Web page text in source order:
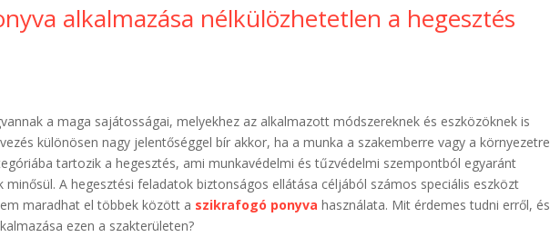
alkalmazása nélkülözhetetlen a hegesztés
a maga sajátosságai, melyekhez az alkalmazott módszereknek és eszközöknek is
különösen nagy jelentőséggel bír akkor, ha a munka a szakemberre vagy a környezetre
tartozik a hegesztés, ami munkavédelmi és tűzvédelmi szempontból egyaránt
minősül. A hegesztési feladatok biztonságos ellátása céljából számos speciális eszközt
maradhat el többek között a szikrafogó ponyva használata. Mit érdemes tudni erről, és
ezen a szakterületen?